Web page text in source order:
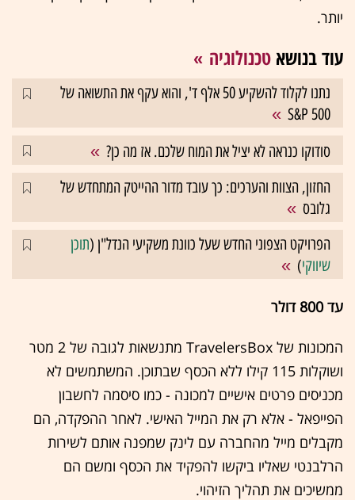
יותר.
עוד בנושא טכנולוגיה
נתנו לקלוד להשקיע 50 אלף ד', והוא עקף את התשואה של
S&P 500
סודוקו כנראה לא יציל את המוח שלכם. אז מה כן?
החזון, הצוות והערכים: כך עובד מדור ההייטק המתחדש של
גלובס
הפרויקט הצפוני החדש שעל כוונת משקיעי הנדל"ן (תוכן
שיווקי)
עד 800 דולר
המכונות של TravelersBox מתנשאות לגובה של 2 מטר
ושוקלות 115 קילו ללא הכסף שבתוכן. המשתמשים לא
מכניסים פרטים אישיים למכונה - כמו סיסמה לחשבון
הפייפאל - אלא רק את המייל האישי. לאחר ההפקדה, הם
מקבלים מייל מהחברה עם לינק שמפנה אותם לשירות
הרלבנטי שאליו ביקשו להפקיד את הכסף ומשם הם
ממשיכים את תהליך הזיהוי.